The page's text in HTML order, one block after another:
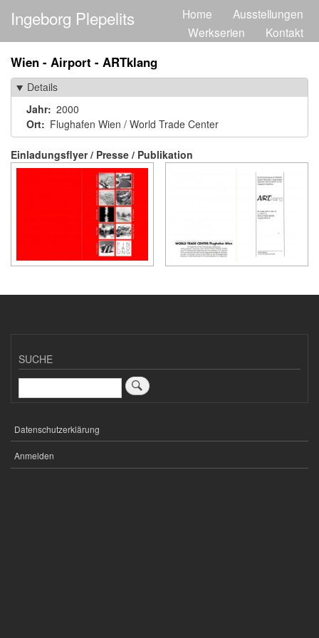
Direkt
Inhalt
navigation
Home
Ausstellungen
Werkserien
Kontakt
Ingeborg Plepelits
Wien - Airport - ARTklang
Details
Jahr 2000
Ort
Flughafen Wien / World Trade Center
Einladungsflyer / Presse / Publikation
SUCHE
FUSSZEILENMENÜ
Datenschutzerklärung
USER
Anmelden